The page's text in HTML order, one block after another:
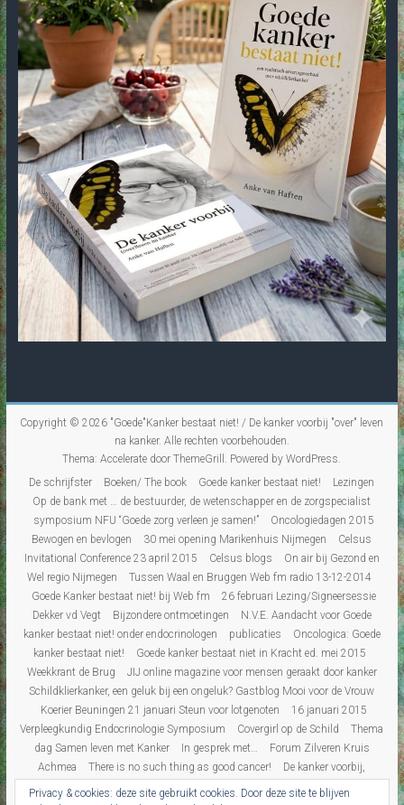
Copyright © 2026 "Goede"Kanker bestaat niet! / De kanker voorbij "over" leven
na kanker. Alle rechten voorbehouden.
Thema:Accelerate door ThemeGrill. Powered byWordPress.
De schrijfster
Boeken/ The book Goede kanker bestaat niet!
Lezingen
Op de bank met … de bestuurder, de wetenschapper en de zorgspecialist
symposium NFU “Goede zorg verleen je samen!”
Oncologiedagen 2015
Bewogen en bevlogen
30 mei opening Marikenhuis Nijmegen
Celsus
Invitational Conference 23 april 2015
Celsus blogs
On air bij Gezond en
Wel regio Nijmegen
Tussen Waal en Bruggen Web fm radio 13-12-2014
Goede Kanker bestaat niet! bij Web fm
26 februari Lezing/Signeersessie
Dekker vd Vegt
Bijzondere ontmoetingen
N.V.E. Aandacht voor Goede
kanker bestaat niet! onder endocrinologen
publicaties
Oncologica: Goede
kanker bestaat niet!
Goede kanker bestaat niet in Kracht ed. mei 2015
Weekkrant de Brug
JIJ online magazine voor mensen geraakt door kanker
Schildklierkanker, een geluk bij een ongeluk? Gastblog Mooi voor de Vrouw
Koerier Beuningen 21 januari Steun voor lotgenoten
16 januari 2015
Verpleegkundig Endocrinologie Symposium
Covergirl op de Schild
Thema
dag Samen leven met Kanker
In gesprek met…
Forum Zilveren Kruis
Achmea
There is no such thing as good cancer!
De kanker voorbij,
“over”leven na kanker
Persbericht Interview Gezond & Wel
‘De kanker
Privacy & cookies: deze site gebruikt cookies. Door deze site te blijven